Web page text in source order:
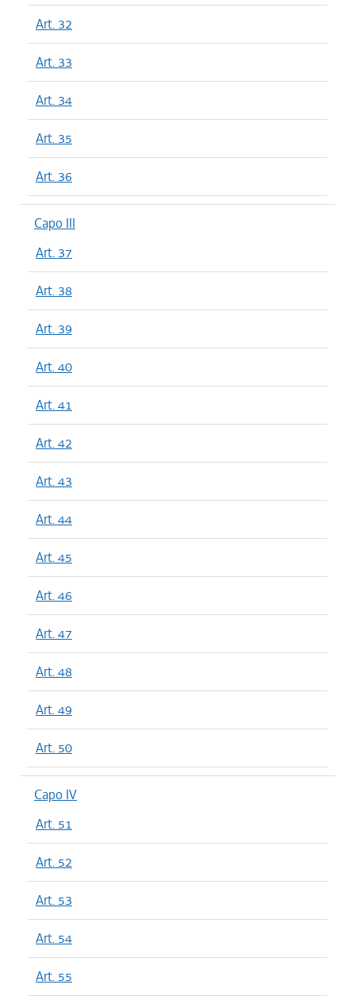
Art. 32
Art. 33
Art. 34
Art. 35
Art. 36
Capo III
Art. 37
Art. 38
Art. 39
Art. 40
Art. 41
Art. 42
Art. 43
Art. 44
Art. 45
Art. 46
Art. 47
Art. 48
Art. 49
Art. 50
Capo IV
Art. 51
Art. 52
Art. 53
Art. 54
Art. 55